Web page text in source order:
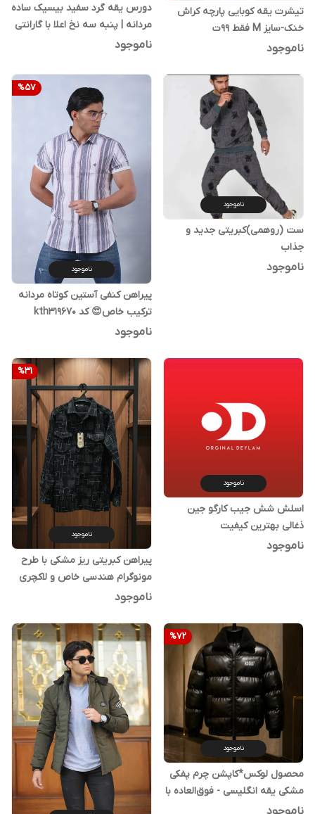
تیشرت یقه کوبایی پارچه کراش
خنک-سایز M فقط 99ت
ناموجود
دورس یقه گرد سفید بیسیک ساده
مردانه | پنبه سه نخ اعلا با گارانتی
ناموجود
ناموجود
ست (روهمی)کبریتی جدید و
جذاب
ناموجود
%57
ناموجود
پیراهن کنفی آستین کوتاه مردانه
ترکیب خاص😍 کد kth319670
ناموجود
ناموجود
اسلش شش جیب کارگو جین
ذغالی بهترین کیفیت
ناموجود
%31
ناموجود
پیراهن کبریتی ریز مشکی با طرح
مونوگرام هندسی خاص و لاکچری
کد ۲
ناموجود
%72
ناموجود
محصول لوکس*کاپشن چرم پفکی
مشکی یقه انگلیسی - فوق‌العاده با
کیفیت و شیک | کیفیت استثنایی